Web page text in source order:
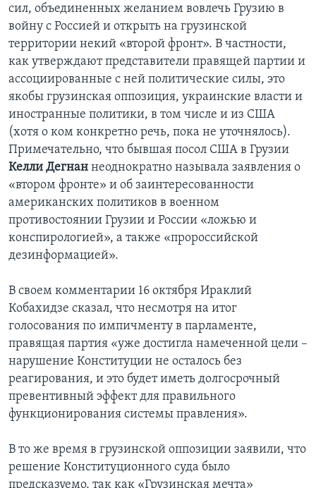
сил, объединенных желанием вовлечь Грузию в
войну с Россией и открыть на грузинской
территории некий «второй фронт». В частности,
как утверждают представители правящей партии и
ассоциированные с ней политические силы, это
якобы грузинская оппозиция, украинские власти и
иностранные политики, в том числе и из США
(хотя о ком конкретно речь, пока не уточнялось).
Примечательно, что бывшая посол США в Грузии
Келли Дегнан неоднократно называла заявления о
«втором фронте» и об заинтересованности
американских политиков в военном
противостоянии Грузии и России «ложью и
конспирологией», а также «пророссийской
дезинформацией».
В своем комментарии 16 октября Ираклий
Кобахидзе сказал, что несмотря на итог
голосования по импичменту в парламенте,
правящая партия «уже достигла намеченной цели –
нарушение Конституции не осталось без
реагирования, и это будет иметь долгосрочный
превентивный эффект для правильного
функционирования системы правления».
В то же время в грузинской оппозиции заявили, что
решение Конституционного суда было
предсказуемо, так как «Грузинская мечта»